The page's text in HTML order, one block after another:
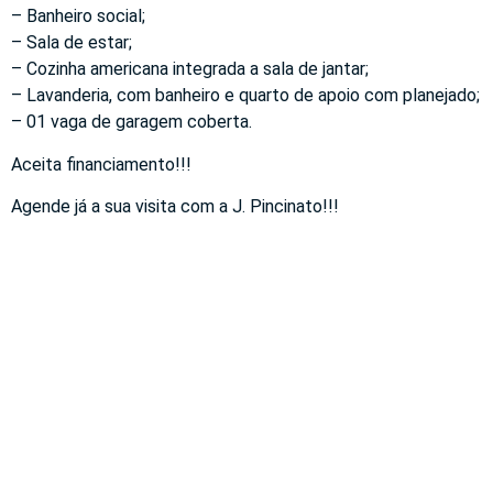
– Banheiro social;
– Sala de estar;
– Cozinha americana integrada a sala de jantar;
– Lavanderia, com banheiro e quarto de apoio com planejado;
– 01 vaga de garagem coberta.
Aceita financiamento!!!
Agende já a sua visita com a J. Pincinato!!!